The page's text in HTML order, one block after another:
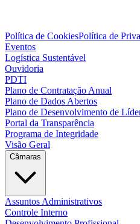
Política de CookiesPolítica de
Eventos
Logística Sustentável
Ouvidoria
PDTI
Plano de Contratação Anual
Plano de Dados Abertos
Plano de Desenvolvimento de
Portal da Transparência
Programa de Integridade
Visão Geral
Câmaras
Assuntos Administrativos
Controle Interno